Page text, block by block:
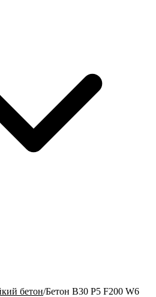
бетон/Бетон В30 Р5 F200 W6